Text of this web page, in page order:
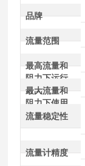
品牌
流量范围
最高流量和
阻力下运行
时间
最大流量和
阻力下使用
寿命
流量稳定性
流量计精度